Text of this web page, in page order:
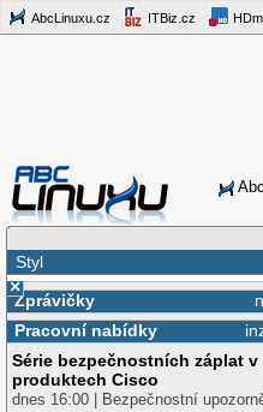
AbcLinuxu.cz ITBiz.cz
Styl
×
Zprávičky
Pracovní nabídky
Série bezpečnostních záplat v
produktech Cisco
dnes 16:00 | Bezpečnostní